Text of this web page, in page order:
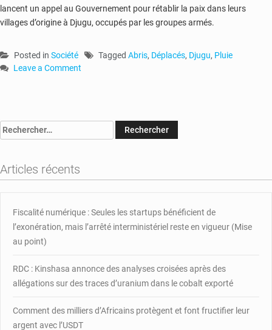
lancent un appel au Gouvernement pour rétablir la paix dans leurs
villages d’origine à Djugu, occupés par les groupes armés.
Posted in Société Tagged Abris, Déplacés, Djugu, Pluie
Leave a Comment
100
déplacés
détruits
forte
Rechercher :
Articles récents
Fiscalité numérique : Seules les startups bénéficient de
l’exonération, mais l’arrêté interministériel reste en vigueur (Mise
au point)
RDC : Kinshasa annonce des analyses croisées après des
allégations sur des traces d’uranium dans le cobalt exporté
Comment des milliers d’Africains protègent et font fructifier leur
argent avec l’USDT